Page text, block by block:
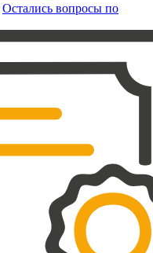
Остались вопросы по